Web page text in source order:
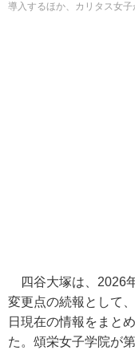
導入するほか、カリタス女
四谷大塚は、2026
変更点の続報として
日現在の情報をまと
た。頌栄女子学院が